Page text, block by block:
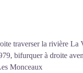
plein écran
confondue avec la
du style byzantin.
traverser la rivière La
bifurquer à droite
Monceaux